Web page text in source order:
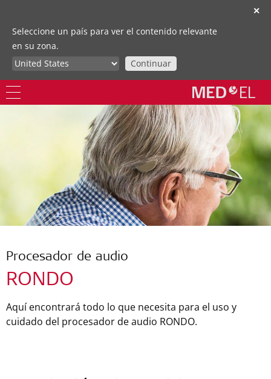
✕
Seleccione un país para ver el contenido relevante
en su zona.
Continuar
Procesador de audio
RONDO
Aquí encontrará todo lo que necesita para el uso y
cuidado del procesador de audio RONDO.